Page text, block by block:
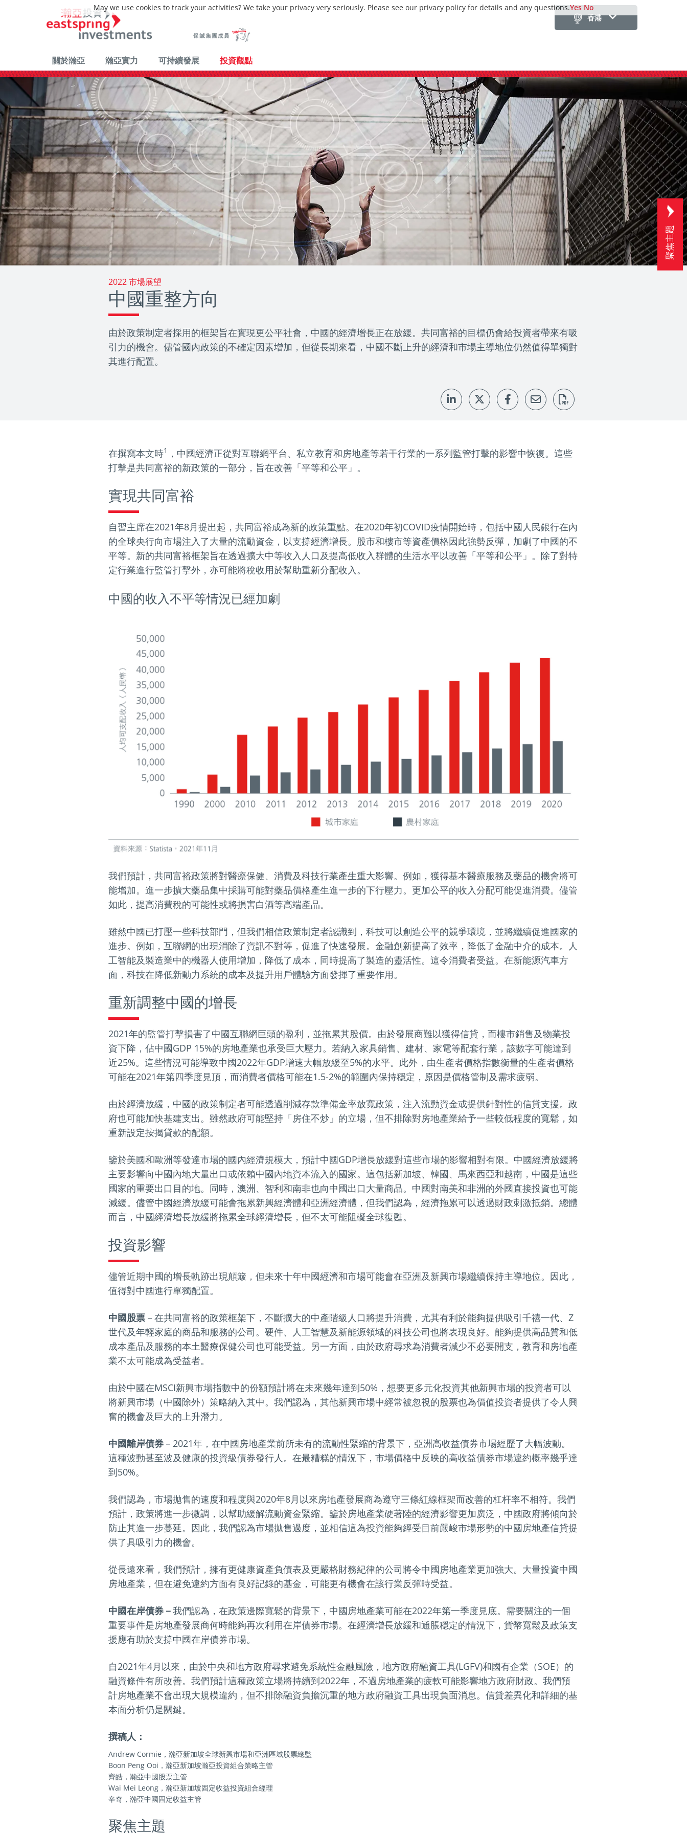
香港
關於瀚亞 瀚亞實力 可持續發展 投資觀點
2022 市場展望
中國重整方向
由於政策制定者採用的框架旨在實現更公平社會，中國的經濟增長正在放緩。共同富裕的目標仍會給投資者帶來有吸
引力的機會。儘管國內政策的不確定因素增加，但從長期來看，中國不斷上升的經濟和市場主導地位仍然值得單獨對
其進行配置。
聚焦主題
在撰寫本文時1
，中國經濟正從對互聯網平台、私立教育和房地產等若干行業的一系列監管打擊的影響中恢復。這些
打擊是共同富裕的新政策的一部分，旨在改善「平等和公平」。
實現共同富裕
自習主席在2021年8月提出起，共同富裕成為新的政策重點。在2020年初COVID疫情開始時，包括中國人民銀行在內
的全球央行向市場注入了大量的流動資金，以支撐經濟增長。股市和樓市等資產價格因此強勢反彈，加劇了中國的不
平等。新的共同富裕框架旨在透過擴大中等收入人口及提高低收入群體的生活水平以改善「平等和公平」。除了對特
定行業進行監管打擊外，亦可能將稅收用於幫助重新分配收入。
中國的收入不平等情況已經加劇
我們預計，共同富裕政策將對醫療保健、消費及科技行業產生重大影響。例如，獲得基本醫療服務及藥品的機會將可
能增加。進一步擴大藥品集中採購可能對藥品價格產生進一步的下行壓力。更加公平的收入分配可能促進消費。儘管
如此，提高消費稅的可能性或將損害白酒等高端產品。
雖然中國已打壓一些科技部門，但我們相信政策制定者認識到，科技可以創造公平的競爭環境，並將繼續促進國家的
進步。例如，互聯網的出現消除了資訊不對等，促進了快速發展。金融創新提高了效率，降低了金融中介的成本。人
工智能及製造業中的機器人使用增加，降低了成本，同時提高了製造的靈活性。這令消費者受益。在新能源汽車方
面，科技在降低新動力系統的成本及提升用戶體驗方面發揮了重要作用。
重新調整中國的增長
2021年的監管打擊損害了中國互聯網巨頭的盈利，並拖累其股價。由於發展商難以獲得信貸，而樓市銷售及物業投
資下降，佔中國GDP 15%的房地產業也承受巨大壓力。若納入家具銷售、建材、家電等配套行業，該數字可能達到
近25%。這些情況可能導致中國2022年GDP增速大幅放緩至5%的水平。此外，由生產者價格指數衡量的生產者價格
可能在2021年第四季度見頂，而消費者價格可能在1.5-2%的範圍內保持穩定，原因是價格管制及需求疲弱。
由於經濟放緩，中國的政策制定者可能透過削減存款準備金率放寬政策，注入流動資金或提供針對性的信貸支援。政
府也可能加快基建支出。雖然政府可能堅持「房住不炒」的立場，但不排除對房地產業給予一些較低程度的寬鬆，如
重新設定按揭貸款的配額。
鑒於美國和歐洲等發達市場的國內經濟規模大，預計中國GDP增長放緩對這些市場的影響相對有限。中國經濟放緩將
主要影響向中國內地大量出口或依賴中國內地資本流入的國家。這包括新加坡、韓國、馬來西亞和越南，中國是這些
國家的重要出口目的地。同時，澳洲、智利和南非也向中國出口大量商品。中國對南美和非洲的外國直接投資也可能
減緩。儘管中國經濟放緩可能會拖累新興經濟體和亞洲經濟體，但我們認為，經濟拖累可以透過財政刺激抵銷。總體
而言，中國經濟增長放緩將拖累全球經濟增長，但不太可能阻礙全球復甦。
投資影響
儘管近期中國的增長軌跡出現顛簸，但未來十年中國經濟和市場可能會在亞洲及新興市場繼續保持主導地位。因此，
值得對中國進行單獨配置。
中國股票 －在共同富裕的政策框架下，不斷擴大的中產階級人口將提升消費，尤其有利於能夠提供吸引千禧一代、Z
世代及年輕家庭的商品和服務的公司。硬件、人工智慧及新能源領域的科技公司也將表現良好。能夠提供高品質和低
成本產品及服務的本土醫療保健公司也可能受益。另一方面，由於政府尋求為消費者減少不必要開支，教育和房地產
業不太可能成為受益者。
由於中國在MSCI新興市場指數中的份額預計將在未來幾年達到50%，想要更多元化投資其他新興市場的投資者可以
將新興市場（中國除外）策略納入其中。我們認為，其他新興市場中經常被忽視的股票也為價值投資者提供了令人興
奮的機會及巨大的上升潛力。
中國離岸債券 －2021年，在中國房地產業前所未有的流動性緊縮的背景下，亞洲高收益債券市場經歷了大幅波動。
這種波動甚至波及健康的投資級債券發行人。在最糟糕的情況下，市場價格中反映的高收益債券市場違約概率幾乎達
到50%。
我們認為，市場拋售的速度和程度與2020年8月以來房地產發展商為遵守三條紅線框架而改善的杠杆率不相符。我們
預計，政策將進一步微調，以幫助緩解流動資金緊縮。鑒於房地產業硬著陸的經濟影響更加廣泛，中國政府將傾向於
防止其進一步蔓延。因此，我們認為市場拋售過度，並相信這為投資能夠經受目前嚴峻市場形勢的中國房地產信貸提
供了具吸引力的機會。
從長遠來看，我們預計，擁有更健康資產負債表及更嚴格財務紀律的公司將令中國房地產業更加強大。大量投資中國
房地產業，但在避免違約方面有良好記錄的基金，可能更有機會在該行業反彈時受益。
中國在岸債券－我們認為，在政策邊際寬鬆的背景下，中國房地產業可能在2022年第一季度見底。需要關注的一個
重要事件是房地產發展商何時能夠再次利用在岸債券市場。在經濟增長放緩和通脹穩定的情況下，貨幣寬鬆及政策支
援應有助於支撐中國在岸債券市場。
自2021年4月以來，由於中央和地方政府尋求避免系統性金融風險，地方政府融資工具(LGFV)和國有企業（SOE）的
融資條件有所改善。我們預計這種政策立場將持續到2022年，不過房地產業的疲軟可能影響地方政府財政。我們預
計房地產業不會出現大規模違約，但不排除融資負擔沉重的地方政府融資工具出現負面消息。信貸差異化和詳細的基
本面分析仍是關鍵。
撰稿人：
Andrew Cormie，瀚亞新加坡全球新興市場和亞洲區域股票總監
Boon Peng Ooi，瀚亞新加坡瀚亞投資組合策略主管
齊皓，瀚亞中國股票主管
Wai Mei Leong，瀚亞新加坡固定收益投資組合經理
辛奇，瀚亞中國固定收益主管
聚焦主題
May we use cookies to track your activities? We take your privacy very seriously. Please see our privacy policy for details and any questions.Yes No